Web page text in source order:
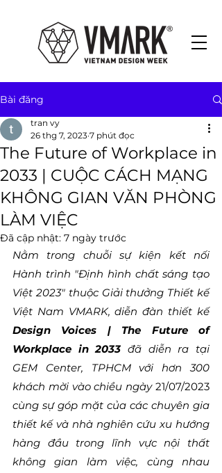
Bài đăng
The Future of Workplace in
2033 | CUỘC CÁCH MẠNG
KHÔNG GIAN VĂN PHÒNG
LÀM VIỆC
tran vy
26 thg 7, 2023 7 phút đọc
Đã cập nhật: 7 ngày trước
Nằm trong chuỗi sự kiện kết nối
Hành trình "Định hình chất sáng tạo
Việt 2023" thuộc Giải thưởng Thiết kế
Việt Nam VMARK, diễn đàn thiết kế
Design Voices | The Future of
Workplace in 2033 đã diễn ra tại
GEM Center, TPHCM với hơn 300
khách mời vào chiều ngày
cùng sự góp mặt của các chuyên gia
thiết kế và nhà nghiên cứu xu hướng
hàng đầu trong lĩnh vực nội thất
không gian làm việc, cùng nhau